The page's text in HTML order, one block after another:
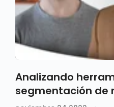
Analizando
segmentación de